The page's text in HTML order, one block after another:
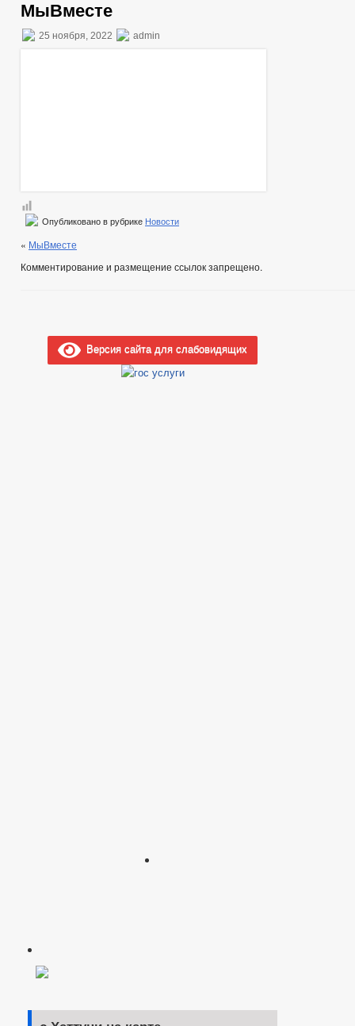
МыВместе
25 ноября, 2022 admin
Опубликовано в рубрике Новости
« МыВместе
Комментирование и размещение ссылок запрещено.
Версия сайта для слабовидящих